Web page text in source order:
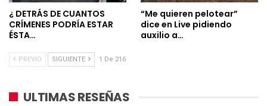
¿ DETRÁS DE CUANTOS
CRÍMENES PODRÍA ESTAR
ÉSTA…
“Me quieren pelotear”
dice en Live pidiendo
auxilio a…
PREVIO SIGUIENTE 1 De 216
ULTIMAS RESEÑAS